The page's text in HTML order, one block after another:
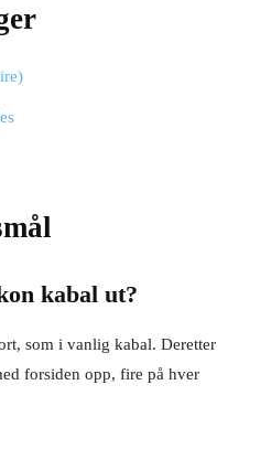
kabal ut?
som i vanlig kabal. Deretter
forsiden opp, fire på hver